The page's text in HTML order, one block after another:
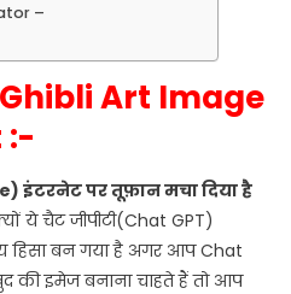
–
Art Image
:-
इंटरनेट पर तूफ़ान मचा दिया है
ये चैट जीपीटी(Chat GPT)
हिसा बन गया है अगर आप Chat
की इमेज बनाना चाहते हैं तो आप